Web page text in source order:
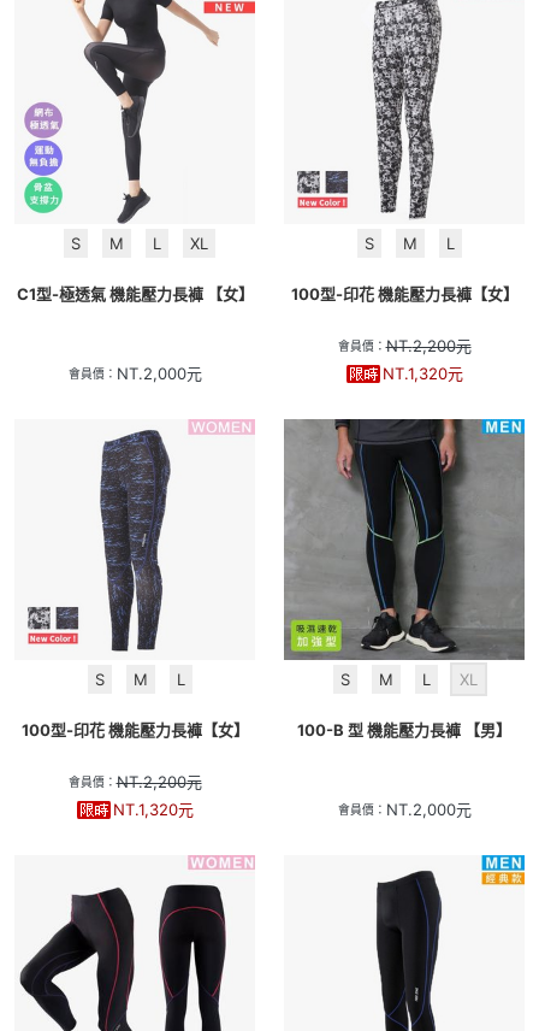
S M L XL
C1型-極透氣 機能壓力長褲 【女】
會員價： NT.2,000元
S M L
100型-印花 機能壓力長褲【女】
會員價：NT.2,200元
NT.1,320元
S M L
100型-印花 機能壓力長褲【女】
會員價：NT.2,200元
NT.1,320元
S M L XL
100-B 型 機能壓力長褲 【男】
會員價： NT.2,000元